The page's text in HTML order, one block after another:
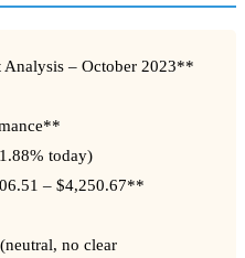
– October 2023**
today)
– $4,250.67**
no clear